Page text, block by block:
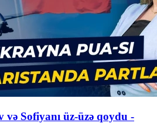
Sofiyanı üz-üzə qoydu -